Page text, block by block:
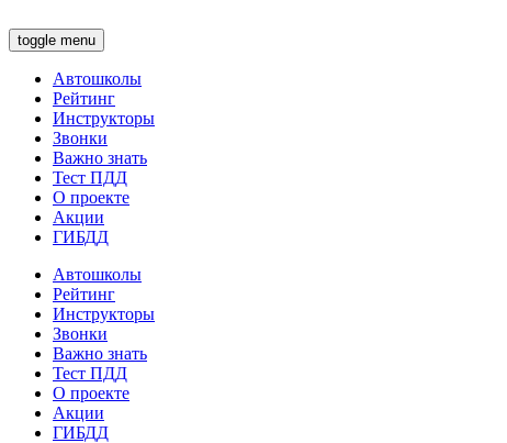
toggle menu
Автошколы
Рейтинг
Инструкторы
Звонки
Важно знать
Тест ПДД
О проекте
Акции
ГИБДД
Автошколы
Рейтинг
Инструкторы
Звонки
Важно знать
Тест ПДД
О проекте
Акции
ГИБДД